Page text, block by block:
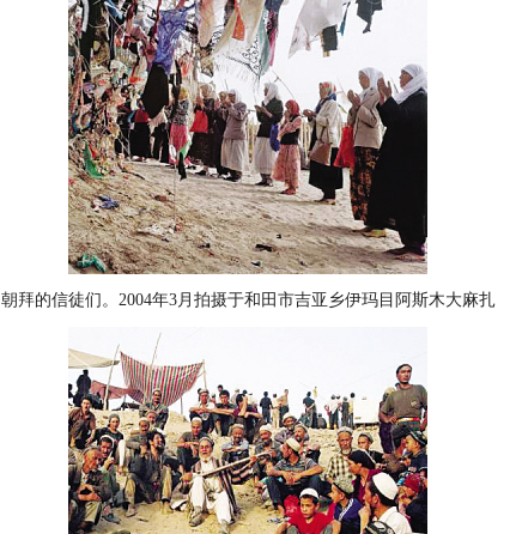
朝拜的信徒们。2004年3月拍摄于和田市吉亚乡伊玛目阿斯木大麻扎